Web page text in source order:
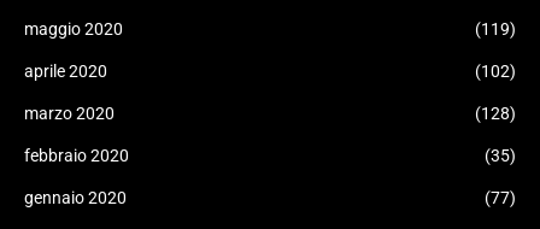
maggio 2020 (119)
aprile 2020 (102)
marzo 2020 (128)
febbraio 2020 (35)
gennaio 2020 (77)